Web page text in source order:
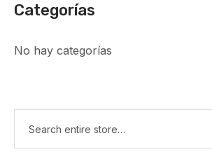
Categorías
No hay categorías